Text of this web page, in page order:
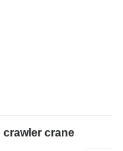
crawler crane